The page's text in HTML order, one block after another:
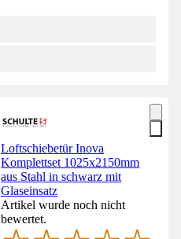
Loftschiebetür Inova
Komplettset 1025x2150mm
aus Stahl in schwarz mit
Glaseinsatz
Artikel wurde noch nicht
bewertet.